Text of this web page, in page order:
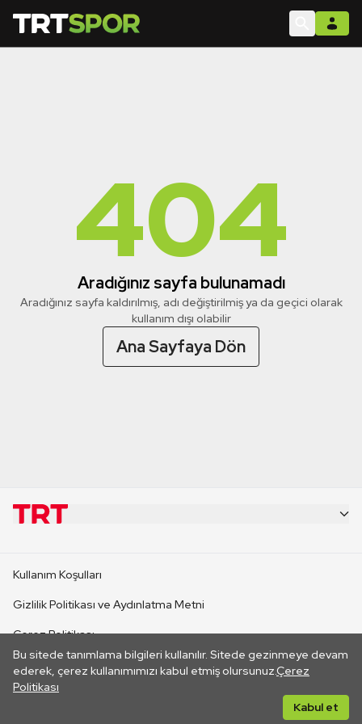
404
Aradığınız sayfa bulunamadı
Aradığınız sayfa kaldırılmış, adı değiştirilmiş ya da geçici olarak
kullanım dışı olabilir
Ana Sayfaya Dön
Bu sitede tanımlama bilgileri kullanılır. Sitede gezinmeye devam
ederek, çerez kullanımımızı kabul etmiş olursunuz.Çerez
Politikası
Kabul et
CANLI YAYINLAR
Kullanım Koşulları
Gizlilik Politikası ve Aydınlatma Metni
Çerez Politikası
İletişim
Her hakkı saklıdır. ©2026 TRT. Bağlantı yoluyla gidilen dış